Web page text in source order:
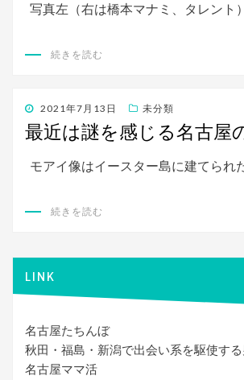
写真左（右は橋本マナミ、タレント
続きを読む
投
稿
日:
2021年7月13日 未分類
最近は謎を感じる名古屋
モアイ像はイースター島に建てられ
続きを読む
LINK
名古屋たちんぼ
秋田・福島・新潟で出会い系を駆使する
名古屋ママ活